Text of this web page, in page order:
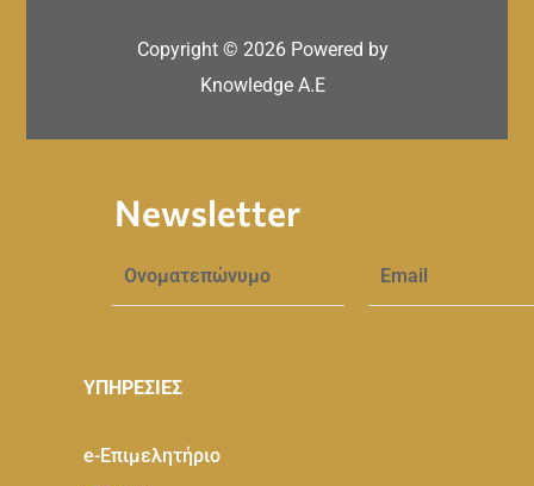
Copyright © 2026 Powered by
Knowledge A.E
Newsletter
ΥΠΗΡΕΣΙΕΣ
e-Eπιμελητήριο